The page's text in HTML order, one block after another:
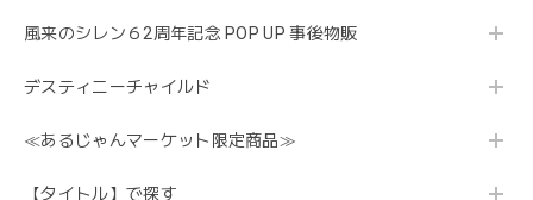
風来のシレン６2周年記念 POP UP 事後物販
デスティニーチャイルド
≪あるじゃんマーケット限定商品≫
【タイトル】で探す